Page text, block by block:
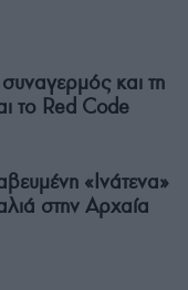
και τη
το Red Code
«Ινάτενα»
στην Αρχαία